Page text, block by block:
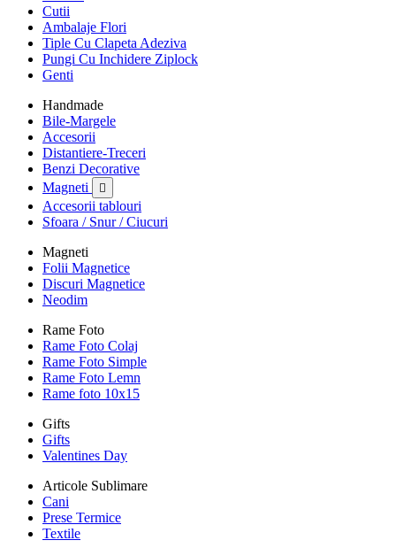
Cutii
Ambalaje Flori
Tiple Cu Clapeta Adeziva
Pungi Cu Inchidere Ziplock
Genti
Handmade
Bile-Margele
Accesorii
Distantiere-Treceri
Benzi Decorative
Magneti

Accesorii tablouri
Sfoara / Snur / Ciucuri
Magneti
Folii Magnetice
Discuri Magnetice
Neodim
Rame Foto
Rame Foto Colaj
Rame Foto Simple
Rame Foto Lemn
Rame foto 10x15
Gifts
Gifts
Valentines Day
Articole Sublimare
Cani
Prese Termice
Textile